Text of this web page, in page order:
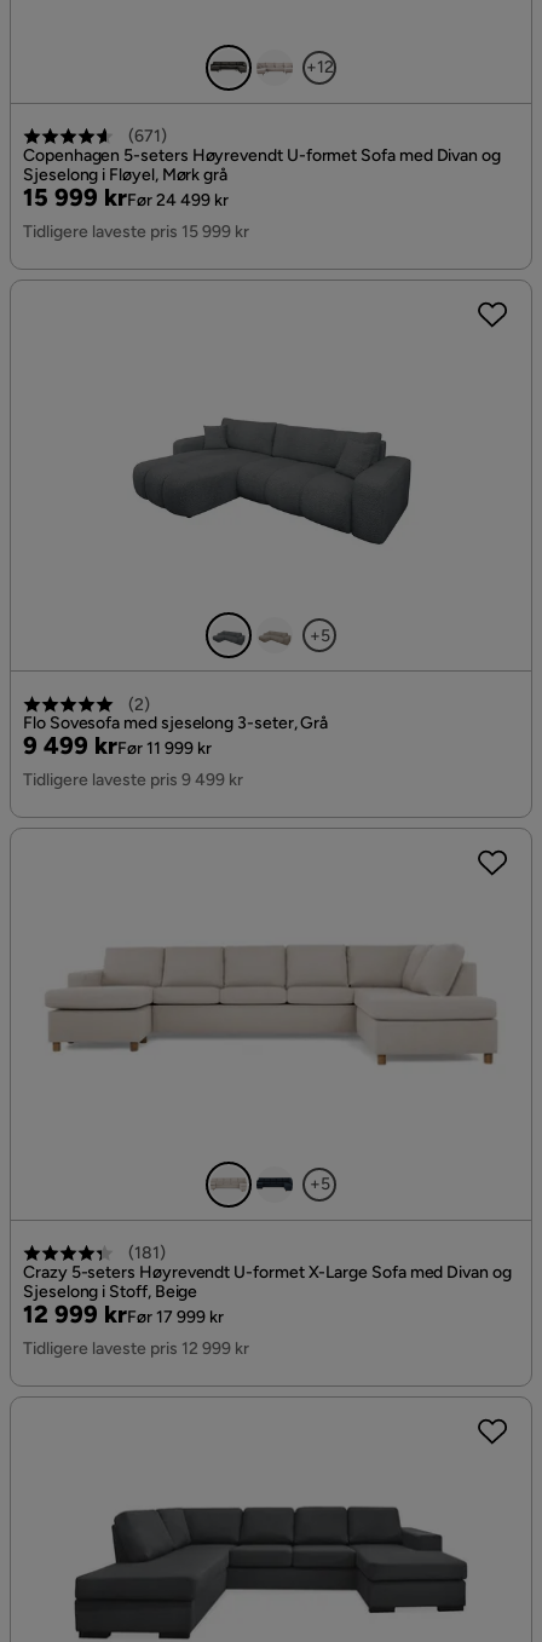
+12
(671)
Copenhagen 5-seters Høyrevendt U-formet Sofa med Divan og
Sjeselong i Fløyel, Mørk grå
Pris
15 999 kr
Original
Pris
Før 24 499 kr
Tidligere laveste pris 15 999 kr
+5
(2)
Flo Sovesofa med sjeselong 3-seter, Grå
Pris
9 499 kr
Original
Pris
Før 11 999 kr
Tidligere laveste pris 9 499 kr
+5
(181)
Crazy 5-seters Høyrevendt U-formet X-Large Sofa med Divan og
Sjeselong i Stoff, Beige
Pris
12 999 kr
Original
Pris
Før 17 999 kr
Tidligere laveste pris 12 999 kr